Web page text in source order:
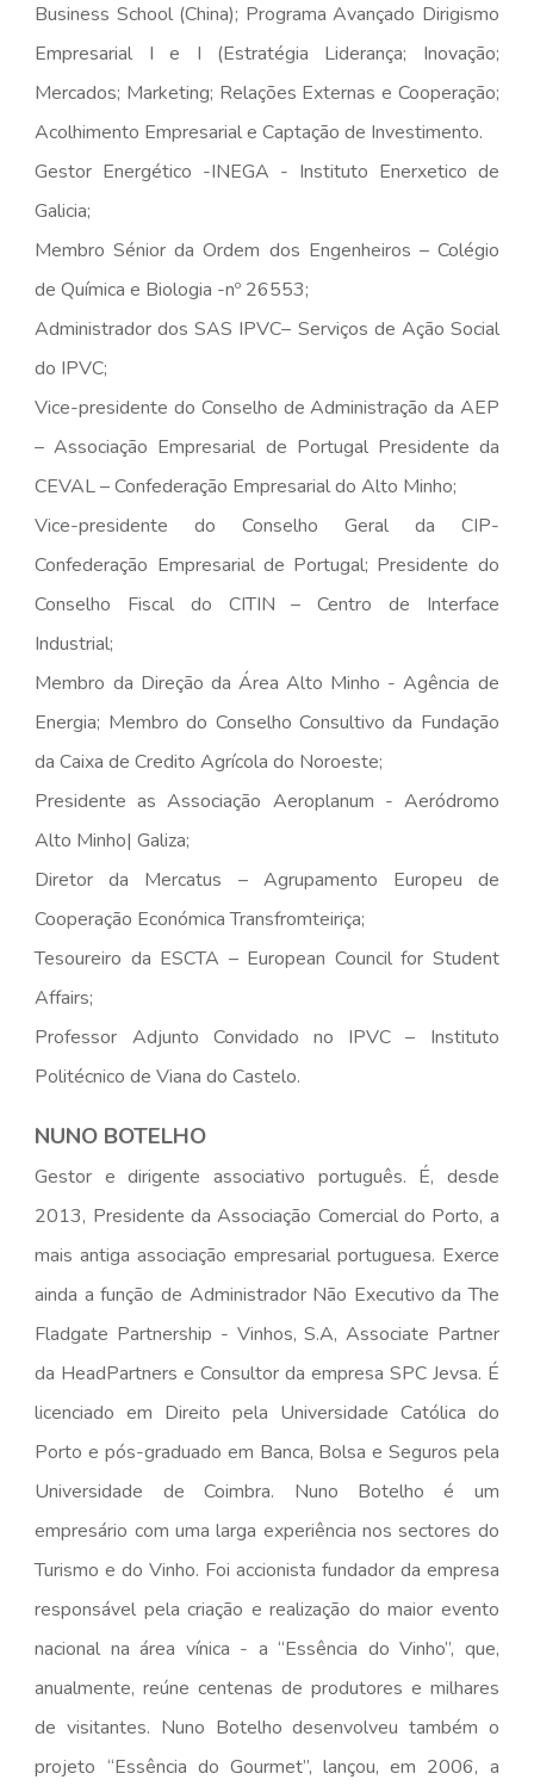
Business School (China); Programa Avançado Dirigismo
Empresarial I e I (Estratégia Liderança; Inovação;
Mercados; Marketing; Relações Externas e Cooperação;
Acolhimento Empresarial e Captação de Investimento.
Gestor Energético -INEGA - Instituto Enerxetico de
Galicia;
Membro Sénior da Ordem dos Engenheiros – Colégio
de Química e Biologia -nº 26553;
Administrador dos SAS IPVC– Serviços de Ação Social
do IPVC;
Vice-presidente do Conselho de Administração da AEP
– Associação Empresarial de Portugal Presidente da
CEVAL – Confederação Empresarial do Alto Minho;
Vice-presidente do Conselho Geral da CIP-
Confederação Empresarial de Portugal; Presidente do
Conselho Fiscal do CITIN – Centro de Interface
Industrial;
Membro da Direção da Área Alto Minho - Agência de
Energia; Membro do Conselho Consultivo da Fundação
da Caixa de Credito Agrícola do Noroeste;
Presidente as Associação Aeroplanum - Aeródromo
Alto Minho| Galiza;
Diretor da Mercatus – Agrupamento Europeu de
Cooperação Económica Transfromteiriça;
Tesoureiro da ESCTA – European Council for Student
Affairs;
Professor Adjunto Convidado no IPVC – Instituto
Politécnico de Viana do Castelo.
NUNO BOTELHO
Gestor e dirigente associativo português. É, desde
2013, Presidente da Associação Comercial do Porto, a
mais antiga associação empresarial portuguesa. Exerce
ainda a função de Administrador Não Executivo da The
Fladgate Partnership - Vinhos, S.A, Associate Partner
da HeadPartners e Consultor da empresa SPC Jevsa. É
licenciado em Direito pela Universidade Católica do
Porto e pós-graduado em Banca, Bolsa e Seguros pela
Universidade de Coimbra. Nuno Botelho é um
empresário com uma larga experiência nos sectores do
Turismo e do Vinho. Foi accionista fundador da empresa
responsável pela criação e realização do maior evento
nacional na área vínica - a “Essência do Vinho”, que,
anualmente, reúne centenas de produtores e milhares
de visitantes. Nuno Botelho desenvolveu também o
projeto “Essência do Gourmet”, lançou, em 2006, a